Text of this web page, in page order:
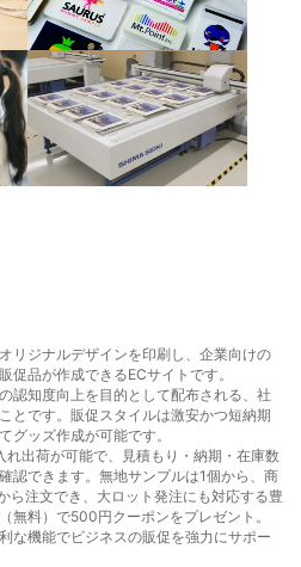
リジナルデザインを印刷し、企業向けの
促品が作成できるECサイトです。
認知度向上を目的として配布される、社
とです。販促スタイルは激安かつ短納期
グッズ作成が可能です。
出荷が可能で、見積もり・納期・在庫数
認できます。無地サンプルは1個から、商
ら注文でき、大ロット発注にも対応する豊
無料）で500円クーポンをプレゼント。
な機能でビジネスの販促を強力にサポー